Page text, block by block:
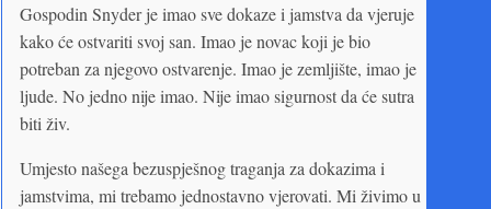
Gospodin Snyder je imao sve dokaze i jamstva da vjeruje
kako će ostvariti svoj san. Imao je novac koji je bio
potreban za njegovo ostvarenje. Imao je zemljište, imao je
ljude. No jedno nije imao. Nije imao sigurnost da će sutra
biti živ.
Umjesto našega bezuspješnog traganja za dokazima i
jamstvima, mi trebamo jednostavno vjerovati. Mi živimo u